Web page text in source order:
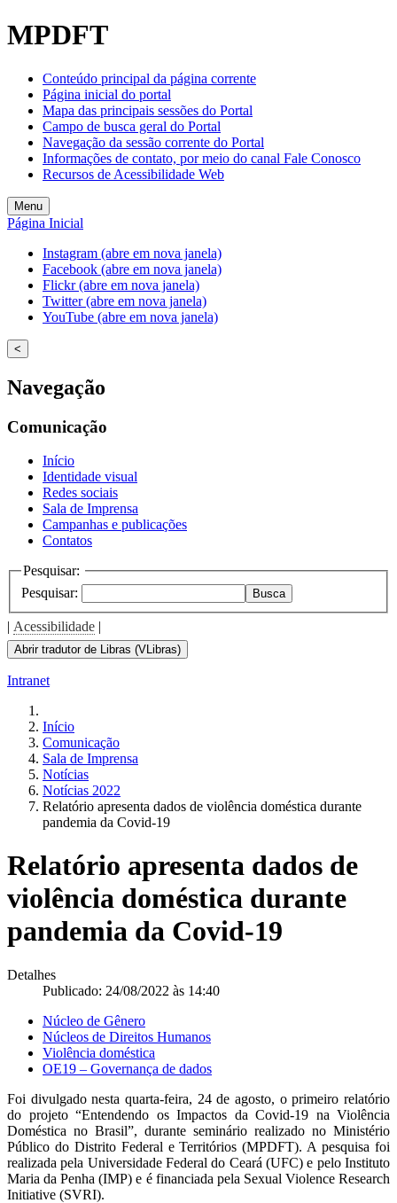
MPDFT
Conteúdo principal da página corrente
Página inicial do portal
Mapa das principais sessões do Portal
Campo de busca geral do Portal
Navegação da sessão corrente do Portal
Informações de contato, por meio do canal Fale Conosco
Recursos de Acessibilidade Web
Menu
Página Inicial
Instagram (abre em nova janela)
Facebook (abre em nova janela)
Flickr (abre em nova janela)
Twitter (abre em nova janela)
YouTube (abre em nova janela)
<
Navegação
Comunicação
Início
Identidade visual
Redes sociais
Sala de Imprensa
Campanhas e publicações
Contatos
Pesquisar:
Pesquisar:
Busca
| Acessibilidade |
Abrir tradutor de Libras (VLibras)
Intranet
Início
Comunicação
Sala de Imprensa
Notícias
Notícias 2022
Relatório apresenta dados de violência doméstica durante
pandemia da Covid-19
Relatório apresenta dados de
violência doméstica durante
pandemia da Covid-19
Detalhes
Publicado: 24/08/2022 às 14:40
Núcleo de Gênero
Núcleos de Direitos Humanos
Violência doméstica
OE19 – Governança de dados
Foi divulgado nesta quarta-feira, 24 de agosto, o primeiro relatório
do projeto “Entendendo os Impactos da Covid-19 na Violência
Doméstica no Brasil”, durante seminário realizado no Ministério
Público do Distrito Federal e Territórios (MPDFT). A pesquisa foi
realizada pela Universidade Federal do Ceará (UFC) e pelo Instituto
Maria da Penha (IMP) e é financiada pela Sexual Violence Research
Initiative (SVRI).